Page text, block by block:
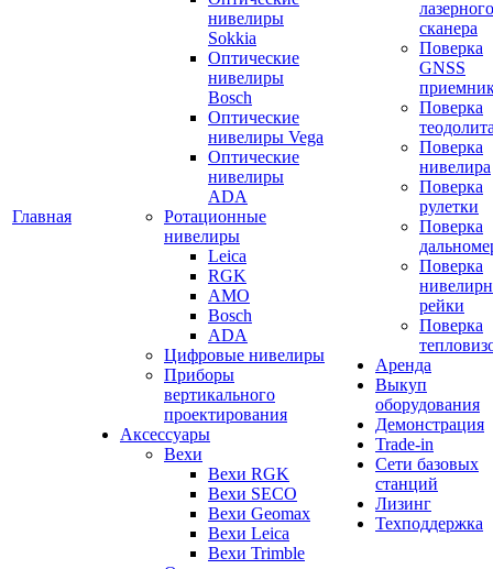
Главная
нивелиры
Sokkia
Оптические
нивелиры
Bosch
Оптические
нивелиры Vega
Оптические
нивелиры
ADA
Ротационные
нивелиры
Leica
RGK
AMO
Bosch
ADA
Цифровые нивелиры
Приборы
вертикального
проектирования
Аксессуары
Вехи
Вехи RGK
Вехи SECO
Вехи Geomax
Вехи Leica
Вехи Trimble
лазерного
сканера
Поверка
GNSS
Поверка
Поверка
нивелира
Поверка
рулетки
Поверка
Поверка
рейки
Поверка
Аренда
Выкуп
оборудования
Демонстрация
Trade-in
Сети базовых
станций
Лизинг
Техподдержка